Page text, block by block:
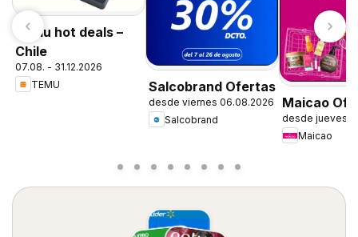
Temu hot deals –
Chile
07.08. - 31.12.2026
TEMU
Salcobrand Ofertas
desde viernes 06.08.2026
Salcobrand
Maicao
desde jueves
Maicao